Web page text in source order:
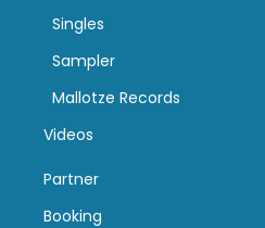
Singles
Sampler
Mallotze Records
Videos
Partner
Booking